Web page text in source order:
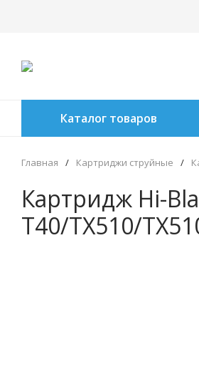
Каталог товаров
Главная / Картриджи струйные /
Картридж Hi-
T40/TX510/